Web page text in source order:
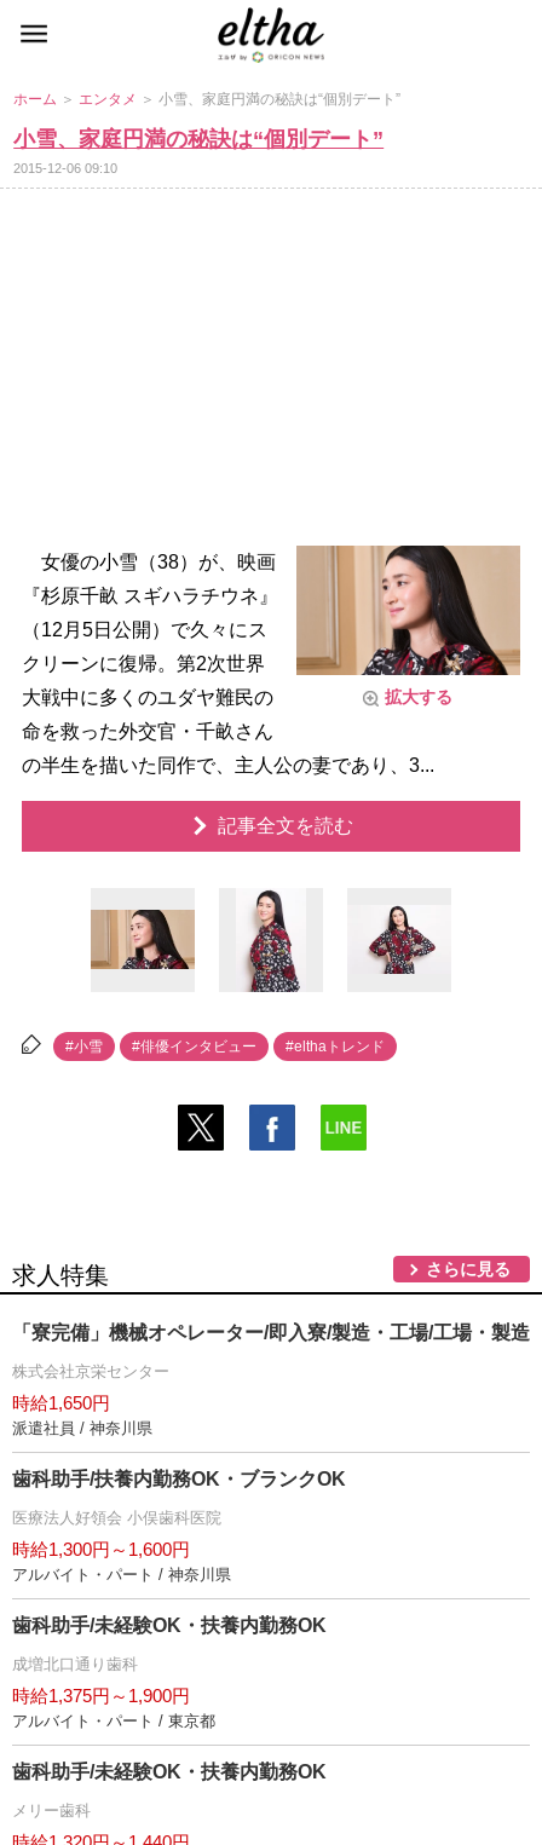
ホーム ＞ エンタメ ＞ 小雪、家庭円満の秘訣は“個別デート”
小雪、家庭円満の秘訣は“個別デート”
2015-12-06 09:10
拡大する
女優の小雪（38）が、映画
『杉原千畝 スギハラチウネ』
（12月5日公開）で久々にス
クリーンに復帰。第2次世界
大戦中に多くのユダヤ難民の
命を救った外交官・千畝さん
の半生を描いた同作で、主人公の妻であり、3...
記事全文を読む
#小雪 #俳優インタビュー #elthaトレンド
求人特集 さらに見る
「寮完備」機械オペレーター/即入寮/製造・工場/工場・製造
株式会社京栄センター
時給1,650円
派遣社員 / 神奈川県
歯科助手/扶養内勤務OK・ブランクOK
医療法人好領会 小俣歯科医院
時給1,300円～1,600円
アルバイト・パート / 神奈川県
歯科助手/未経験OK・扶養内勤務OK
成増北口通り歯科
時給1,375円～1,900円
アルバイト・パート / 東京都
歯科助手/未経験OK・扶養内勤務OK
メリー歯科